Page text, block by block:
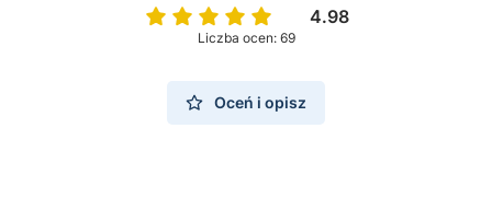
4.98
Liczba ocen: 69
Oceń i opisz